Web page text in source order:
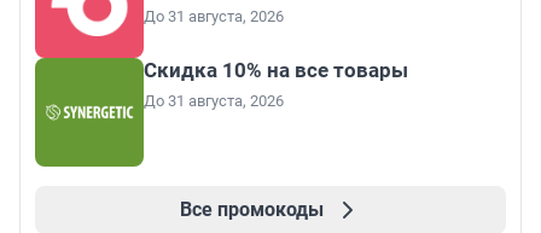
До 31 августа, 2026
Скидка 10% на все товары
До 31 августа, 2026
Все промокоды